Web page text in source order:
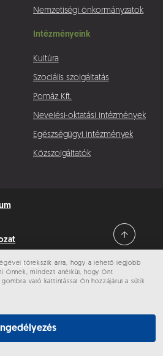
törekszik arra, hogy a lehető legjobb
Önnek, mindezt anélkül, hogy Önt
való kattintással Ön hozzájárul a sütik
Nemzetiségi önkormányzatok
Intézményeink
Kultúra
Szociális szolgáltatás
Pomáz Kft.
Nevelési-oktatási intézmények
Egészségügyi intézmények
Közszolgáltatók
Pomáz